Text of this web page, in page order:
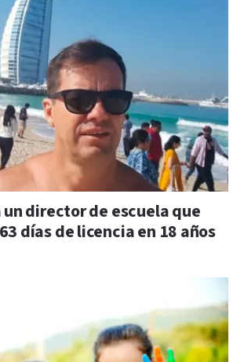
director de escuela que
días de licencia en 18 años